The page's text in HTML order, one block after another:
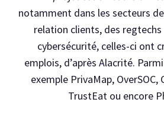
notamment dans les secteurs
relation clients, des regtechs
cybersécurité, celles-ci ont
emplois, d’après Alacrité.
exemple PrivaMap,
TrustEat ou encore